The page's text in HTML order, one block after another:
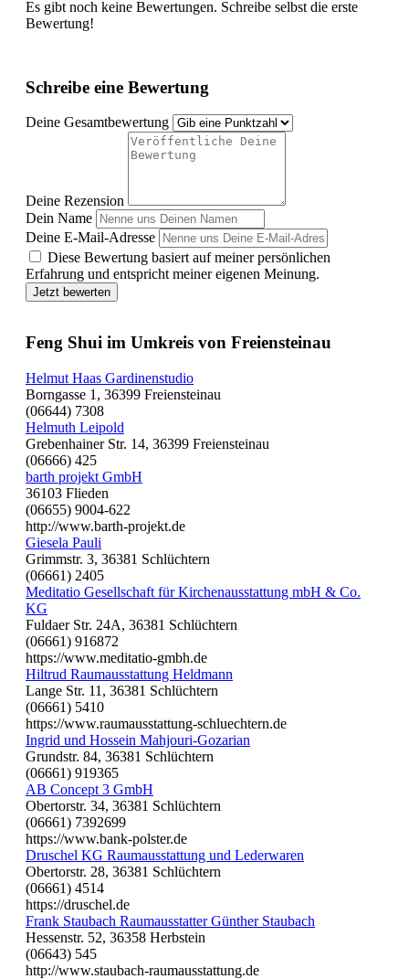
Es gibt noch keine Bewertungen. Schreibe selbst die erste
Bewertung!
Schreibe eine Bewertung
Deine Gesamtbewertung
Deine Rezension
Dein Name
Deine E-Mail-Adresse
Diese Bewertung basiert auf meiner persönlichen
Erfahrung und entspricht meiner eigenen Meinung.
Jetzt bewerten
Feng Shui im Umkreis von Freiensteinau
Helmut Haas Gardinenstudio
Borngasse 1, 36399 Freiensteinau
(06644) 7308
Helmuth Leipold
Grebenhainer Str. 14, 36399 Freiensteinau
(06666) 425
barth projekt GmbH
36103 Flieden
(06655) 9004-622
http://www.barth-projekt.de
Giesela Pauli
Grimmstr. 3, 36381 Schlüchtern
(06661) 2405
Meditatio Gesellschaft für Kirchenausstattung mbH & Co.
KG
Fuldaer Str. 24A, 36381 Schlüchtern
(06661) 916872
https://www.meditatio-gmbh.de
Hiltrud Raumausstattung Heldmann
Lange Str. 11, 36381 Schlüchtern
(06661) 5410
https://www.raumausstattung-schluechtern.de
Ingrid und Hossein Mahjouri-Gozarian
Grundstr. 84, 36381 Schlüchtern
(06661) 919365
AB Concept 3 GmbH
Obertorstr. 34, 36381 Schlüchtern
(06661) 7392699
https://www.bank-polster.de
Druschel KG Raumausstattung und Lederwaren
Obertorstr. 28, 36381 Schlüchtern
(06661) 4514
https://druschel.de
Frank Staubach Raumausstatter Günther Staubach
Hessenstr. 52, 36358 Herbstein
(06643) 545
http://www.staubach-raumausstattung.de